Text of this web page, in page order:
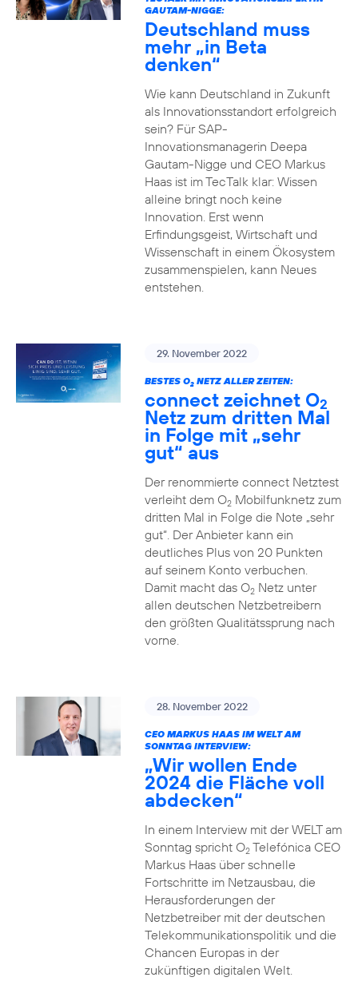
GAUTAM-NIGGE:
Deutschland muss
mehr „in Beta
denken“
Wie kann Deutschland in Zukunft
als Innovationsstandort erfolgreich
sein? Für SAP-
Innovationsmanagerin Deepa
Gautam-Nigge und CEO Markus
Haas ist im TecTalk klar: Wissen
alleine bringt noch keine
Innovation. Erst wenn
Erfindungsgeist, Wirtschaft und
Wissenschaft in einem Ökosystem
zusammenspielen, kann Neues
entstehen.
29. November 2022
BESTES O2NETZ ALLER ZEITEN:
connect zeichnet O2
Netz zum dritten Mal
in Folge mit „sehr
gut“ aus
Der renommierte connect Netztest
verleiht dem O2Mobilfunknetz zum
dritten Mal in Folge die Note „sehr
gut“. Der Anbieter kann ein
deutliches Plus von 20 Punkten
auf seinem Konto verbuchen.
Damit macht das O2Netz unter
allen deutschen Netzbetreibern
den größten Qualitätssprung nach
vorne.
28. November 2022
CEO MARKUS HAAS IM WELT AM
SONNTAG INTERVIEW:
„Wir wollen Ende
2024 die Fläche voll
abdecken“
In einem Interview mit der WELT am
Sonntag spricht O2Telefónica CEO
Markus Haas über schnelle
Fortschritte im Netzausbau, die
Herausforderungen der
Netzbetreiber mit der deutschen
Telekommunikationspolitik und die
Chancen Europas in der
zukünftigen digitalen Welt.